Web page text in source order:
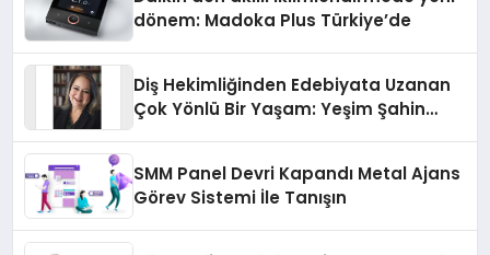
dönem: Madoka Plus Türkiye’de
Diş Hekimliğinden Edebiyata Uzanan
Çok Yönlü Bir Yaşam: Yeşim Şahin
SMM Panel Devri Kapandı Metal Ajans
Görev Sistemi İle Tanışın